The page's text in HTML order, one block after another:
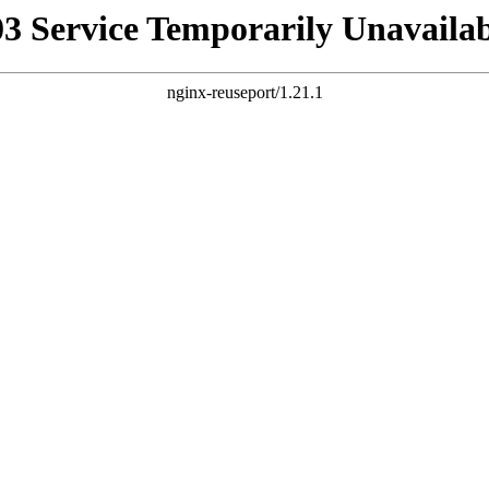
Service Temporarily
nginx-reuseport/1.21.1